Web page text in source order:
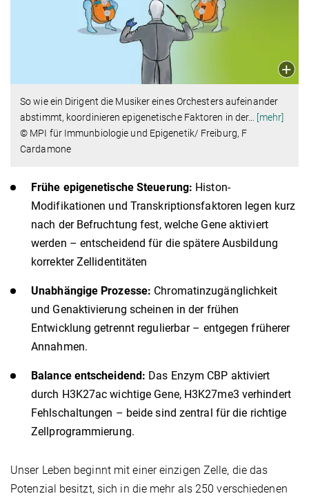
So wie ein Dirigent die Musiker eines Orchesters aufeinander
abstimmt, koordinieren epigenetische Faktoren in der… [mehr]
© MPI für Immunbiologie und Epigenetik/ Freiburg, F
Cardamone
Frühe epigenetische Steuerung: Histon-
Modifikationen und Transkriptionsfaktoren legen kurz
nach der Befruchtung fest, welche Gene aktiviert
werden – entscheidend für die spätere Ausbildung
korrekter Zellidentitäten
Unabhängige Prozesse: Chromatinzugänglichkeit
und Genaktivierung scheinen in der frühen
Entwicklung getrennt regulierbar – entgegen früherer
Annahmen.
Balance entscheidend: Das Enzym CBP aktiviert
durch H3K27ac wichtige Gene, H3K27me3 verhindert
Fehlschaltungen – beide sind zentral für die richtige
Zellprogrammierung.
Unser Leben beginnt mit einer einzigen Zelle, die das
Potenzial besitzt, sich in die mehr als 250 verschiedenen